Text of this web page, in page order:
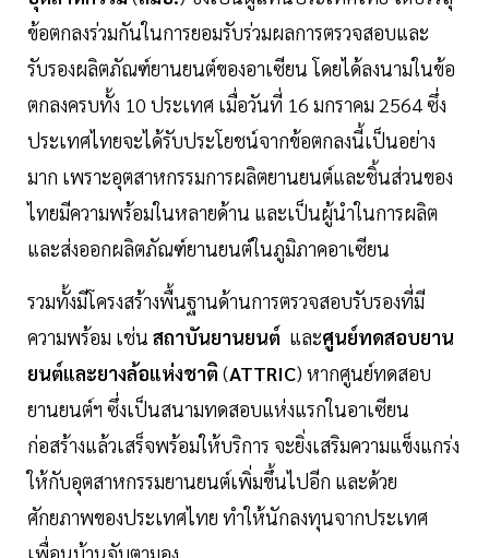
ข้อตกลงร่วมกันในการยอมรับร่วมผลการตรวจสอบและ
รับรองผลิตภัณฑ์ยานยนต์ของอาเซียน โดยได้ลงนามในข้อ
ตกลงครบทั้ง 10 ประเทศ เมื่อวันที่ 16 มกราคม 2564 ซึ่ง
ประเทศไทยจะได้รับประโยชน์จากข้อตกลงนี้เป็นอย่าง
มาก เพราะอุตสาหกรรมการผลิตยานยนต์และชิ้นส่วนของ
ไทยมีความพร้อมในหลายด้าน และเป็นผู้นำในการผลิต
และส่งออกผลิตภัณฑ์ยานยนต์ในภูมิภาคอาเซียน
รวมทั้งมีโครงสร้างพื้นฐานด้านการตรวจสอบรับรองที่มี
ความพร้อม เช่น สถาบันยานยนต์ และศูนย์ทดสอบยาน
ยนต์และยางล้อแห่งชาติ (ATTRIC) หากศูนย์ทดสอบ
ยานยนต์ฯ ซึ่งเป็นสนามทดสอบแห่งแรกในอาเซียน
ก่อสร้างแล้วเสร็จพร้อมให้บริการ จะยิ่งเสริมความแข็งแกร่ง
ให้กับอุตสาหกรรมยานยนต์เพิ่มขึ้นไปอีก และด้วย
ศักยภาพของประเทศไทย ทำให้นักลงทุนจากประเทศ